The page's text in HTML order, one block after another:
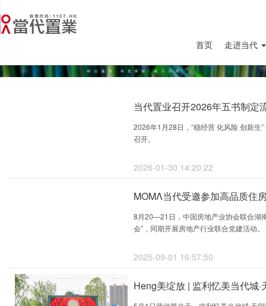
首页 走进当代
当代置业召开2026年五书制定
2026年1月28日，“稳经营 化风险 创新
召开。
2026-01-30 14:20:22
MOMΛ当代受邀参加高品质住
8月20—21日，中国房地产业协会联合湖
会”，同期开展房地产行业联合党建活动。
2025-09-01 16:57:50
Heng美绽放 | 监利忆美当代城